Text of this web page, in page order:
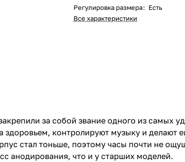
Регулировка размера: Есть
Все характеристики
за собой звание одного из самых
контролируют музыку и делают
стал тоньше, поэтому часы почти не
анодирования, что и у старших моделей.